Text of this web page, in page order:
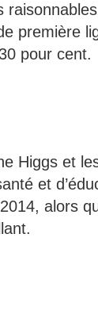
première
pour cent.
Higgs et
et
alors